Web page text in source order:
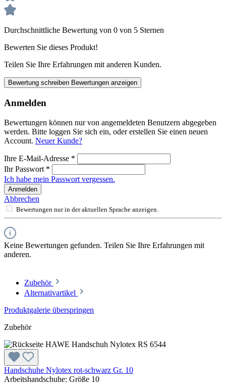
Durchschnittliche Bewertung von 0 von 5 Sternen
Bewerten Sie dieses Produkt!
Teilen Sie Ihre Erfahrungen mit anderen Kunden.
Bewertung schreiben Bewertungen anzeigen
Anmelden
Bewertungen können nur von angemeldeten Benutzern abgegeben
werden. Bitte loggen Sie sich ein, oder erstellen Sie einen neuen
Account. Neuer Kunde?
Ihre E-Mail-Adresse *
Ihr Passwort *
Ich habe mein Passwort vergessen.
Anmelden
Abbrechen
Bewertungen nur in der aktuellen Sprache anzeigen.
Keine Bewertungen gefunden. Teilen Sie Ihre Erfahrungen mit
anderen.
Zubehör
Alternativartikel
Produktgalerie überspringen
Zubehör
Handschuhe Nylotex rot-schwarz Gr. 10
Arbeitshandschuhe: Größe 10